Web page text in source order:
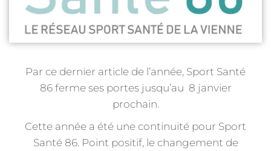
Par ce dernier article de l’année, Sport Santé
86 ferme ses portes jusqu’au 8 janvier
prochain.
Cette année a été une continuité pour Sport
Santé 86. Point positif, le changement de